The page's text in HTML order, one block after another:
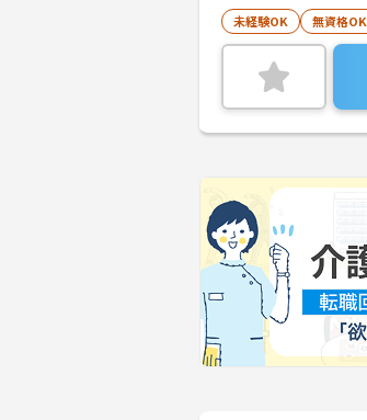
未経験OK 無資格OK